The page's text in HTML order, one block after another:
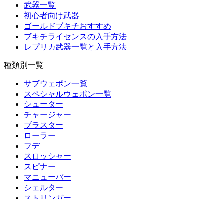
武器一覧
初心者向け武器
ゴールドブキチおすすめ
ブキチライセンスの入手方法
レプリカ武器一覧と入手方法
種類別一覧
サブウェポン一覧
スペシャルウェポン一覧
シューター
チャージャー
ブラスター
ローラー
フデ
スロッシャー
スピナー
マニューバー
シェルター